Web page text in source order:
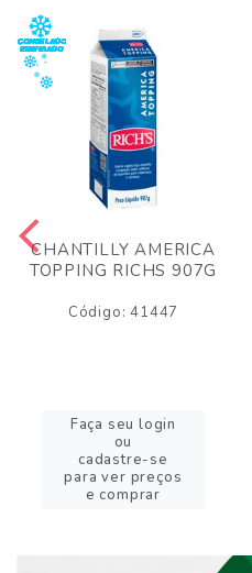
CHANTILLY AMERICA
TOPPING RICHS 907G
Código: 41447
Faça seu login
ou
cadastre-se
para ver preços
e comprar